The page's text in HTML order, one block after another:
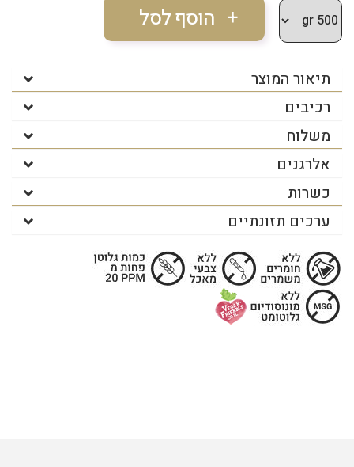
תיאור המוצר
רכיבים
משלוח
אלרגנים
כשרות
ערכים תזונתיים